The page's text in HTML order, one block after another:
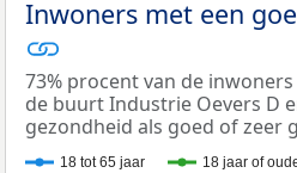
Inwoners met een
73% procent van de
de buurt Industrie Oevers D
gezondheid als goed of zeer
18 tot 65 jaar 18 jaar of